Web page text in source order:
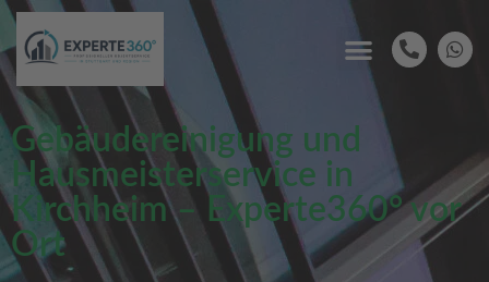
Gebäudereinigung und
Hausmeisterservice in
Kirchheim – Experte360° vor
Ort